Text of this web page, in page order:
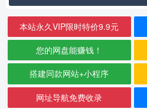
乐
本站永久VIP限时特价9.9元
您的网盘能赚钱！
搭建同款网站+小程序
网址导航免费收录